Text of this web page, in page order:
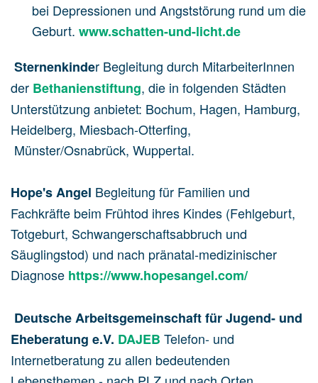
bei Depressionen und Angststörung rund um die
Geburt. www.schatten-und-licht.de
Sternenkinder Begleitung durch MitarbeiterInnen
der Bethanienstiftung, die in folgenden Städten
Unterstützung anbietet: Bochum, Hagen, Hamburg,
Heidelberg, Miesbach-Otterfing,
Münster/Osnabrück, Wuppertal.
Hope's Angel Begleitung für Familien und
Fachkräfte beim Frühtod ihres Kindes (Fehlgeburt,
Totgeburt, Schwangerschaftsabbruch und
Säuglingstod) und nach pränatal-medizinischer
Diagnose https://www.hopesangel.com/
Deutsche Arbeitsgemeinschaft für Jugend- und
Eheberatung e.V. DAJEB Telefon- und
Internetberatung zu allen bedeutenden